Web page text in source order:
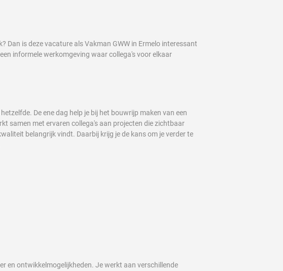
Dan is deze vacature als Vakman GWW in Ermelo interessant
informele werkomgeving waar collega's voor elkaar
De ene dag help je bij het bouwrijp maken van een
samen met ervaren collega's aan projecten die zichtbaar
belangrijk vindt. Daarbij krijg je de kans om je verder te
en ontwikkelmogelijkheden. Je werkt aan verschillende